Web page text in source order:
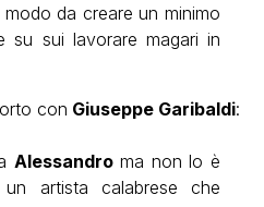
da creare un minimo
su sui lavorare magari in
con Giuseppe Garibaldi:
Alessandroma non lo è
artista calabrese che